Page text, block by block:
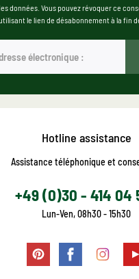
données. Vous pouvez révoquer ce
le lien de désabonnement à la fin
Hotline assistance
Assistance téléphonique et
+49 (0)30 - 414 04
Lun-Ven, 08h30 - 15h30